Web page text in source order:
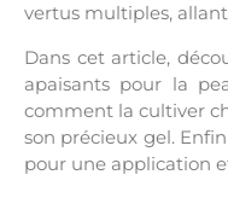
vertus multiples,
Dans cet article,
apaisants pour la
comment la cultiver
son précieux gel.
pour une application